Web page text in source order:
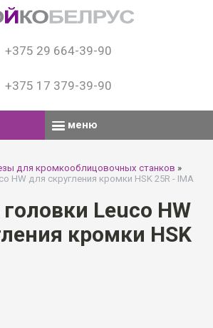
+375 29 664-39-90
+375 17 379-39-90
меню
для кромкооблицовочных станков »
HW для скругления кромки HSK 25R - IMA
Leuco HW
кромки HSK